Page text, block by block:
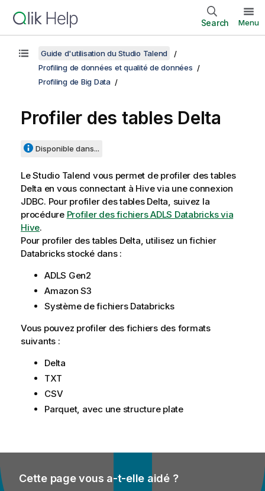
Search Menu
Guide d'utilisation du Studio Talend
Profiling de données et qualité de données
Profiling de Big Data
Profiler des tables Delta
Disponible dans...
LeStudio Talend vous permet de profiler des tables
Delta en vous connectant à Hive via une connexion
JDBC. Pour profiler des tables Delta, suivez la
procédure Profiler des fichiers ADLS Databricks via
Hive.
Pour profiler des tables Delta, utilisez un fichier
Databricks stocké dans :
ADLS Gen2
Amazon S3
Système de fichiers Databricks
Vous pouvez profiler des fichiers des formats
suivants :
Delta
TXT
CSV
Parquet, avec une structure plate
Cette page vous a-t-elle aidé ?